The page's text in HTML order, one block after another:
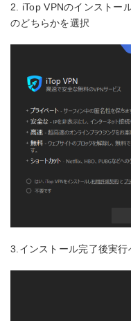
2. iTop VPNのインストー
のどちらかを選択
3.インストール完了後実行